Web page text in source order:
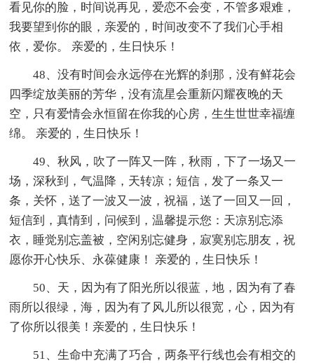
看见你的脸，时间说再见，爱恋不会变，不管多艰难，
我要望到你的眼，亲爱的，时间改变不了我们心手相
依，爱你。 亲爱的，生日快乐！
48、没有时间会永远停在光辉的刹那，没有鲜花会
四季绽放美丽的芳华，没有流星会重新闪耀夜晚的天
空，只有爱情会永恒留在你我的心房，生生世世幸福缠
绵。 亲爱的，生日快乐！
49、秋风，吹了一阵又一阵，秋雨，下了一场又一
场，深秋到，气温降，天转凉；短信，发了一条又一
条，关怀，送了一波又一波，祝福，送了一回又一回，
短信到，真情到，问候到，温馨提示您：天凉别忘添
衣，睡觉别忘盖被，空闲别忘健身，寂寞别忘朋友，祝
愿你开心快乐、永葆健康！ 亲爱的，生日快乐！
50、天，因为有了阳光所以很蓝，地，因为有了春
雨所以很绿，海，因为有了风儿所以很宽，心，因为有
了你所以很美！亲爱的，生日快乐！
51、生命中充满了巧合，两条平行线也会有相交的